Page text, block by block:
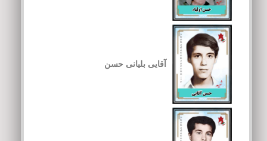
آقایی بلیانی حسن